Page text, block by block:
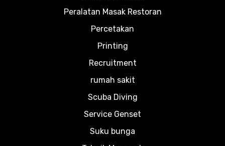
Peralatan Masak Restoran
Percetakan
Printing
Recruitment
rumah sakit
Scuba Diving
Service Genset
Suku bunga